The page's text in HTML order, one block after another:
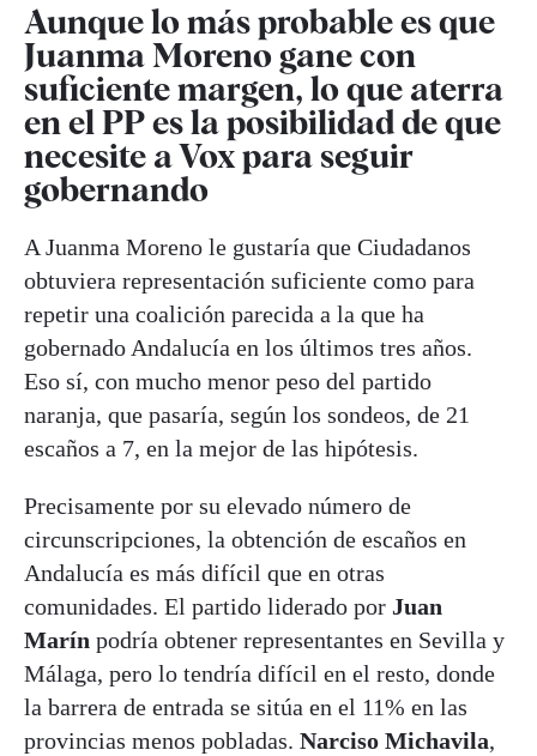
Aunque lo más probable es que
Juanma Moreno gane con
suficiente margen, lo que aterra
en el PP es la posibilidad de que
necesite a Vox para seguir
gobernando
A Juanma Moreno le gustaría que Ciudadanos
obtuviera representación suficiente como para
repetir una coalición parecida a la que ha
gobernado Andalucía en los últimos tres años.
Eso sí, con mucho menor peso del partido
naranja, que pasaría, según los sondeos, de 21
escaños a 7, en la mejor de las hipótesis.
Precisamente por su elevado número de
circunscripciones, la obtención de escaños en
Andalucía es más difícil que en otras
comunidades. El partido liderado por Juan
Marín podría obtener representantes en Sevilla y
Málaga, pero lo tendría difícil en el resto, donde
la barrera de entrada se sitúa en el 11% en las
provincias menos pobladas. Narciso Michavila,